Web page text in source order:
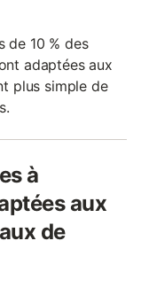
de 10 % des
adaptées aux
plus simple de
à
aux
de